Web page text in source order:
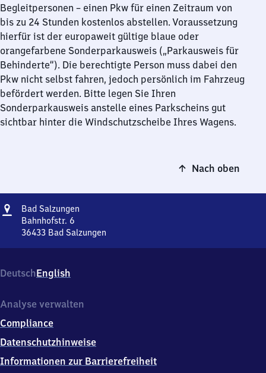
Begleitpersonen – einen Pkw für einen Zeitraum von
bis zu 24 Stunden kostenlos abstellen. Voraussetzung
hierfür ist der europaweit gültige blaue oder
orangefarbene Sonderparkausweis („Parkausweis für
Behinderte“). Die berechtigte Person muss dabei den
Pkw nicht selbst fahren, jedoch persönlich im Fahrzeug
befördert werden. Bitte legen Sie Ihren
Sonderparkausweis anstelle eines Parkscheins gut
sichtbar hinter die Windschutzscheibe Ihres Wagens.
Nach oben
Adresse
Bad Salzungen
Salzungen
Bahnhofstr. 6
36433 Bad Salzungen
Salzungen,
Bahnhofstr.
3
4
3
Bad
DeutschEnglish
Analyse verwalten
Compliance
Datenschutzhinweise
Informationen zur Barrierefreiheit